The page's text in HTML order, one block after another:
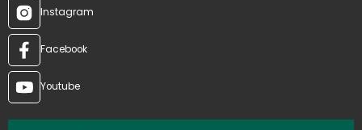
Instagram
Facebook
Youtube